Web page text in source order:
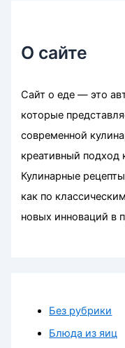
О сайте
Сайт о еде — это
которые
современной
креативный
Кулинарные
как по
новых инноваций в
Без рубрики
Блюда из яиц